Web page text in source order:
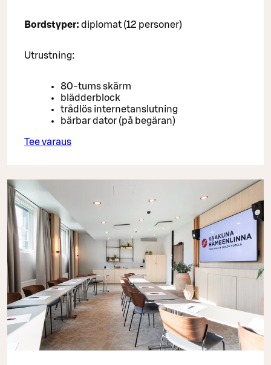
Bordstyper: diplomat (12 personer)
Utrustning:
80-tums skärm
blädderblock
trådlös internetanslutning
bärbar dator (på begäran)
Tee varaus